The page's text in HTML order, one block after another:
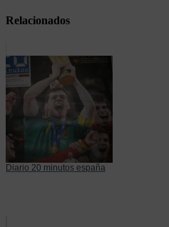
Relacionados
Diario 20 minutos españa